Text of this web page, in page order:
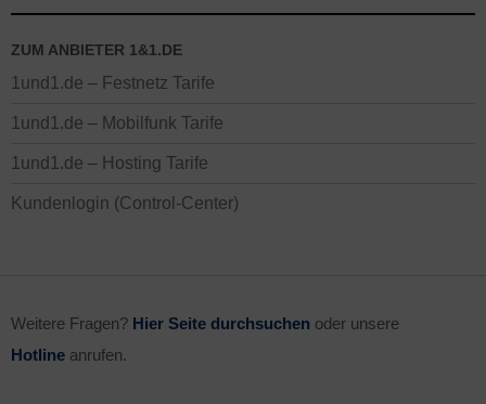
ZUM ANBIETER 1&1.DE
1und1.de – Festnetz Tarife
1und1.de – Mobilfunk Tarife
1und1.de – Hosting Tarife
Kundenlogin (Control-Center)
Weitere Fragen? Hier Seite durchsuchen oder unsere
Hotline anrufen.